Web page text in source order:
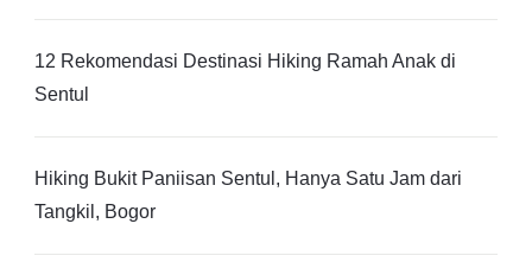
12 Rekomendasi Destinasi Hiking Ramah Anak di
Sentul
Hiking Bukit Paniisan Sentul, Hanya Satu Jam dari
Tangkil, Bogor